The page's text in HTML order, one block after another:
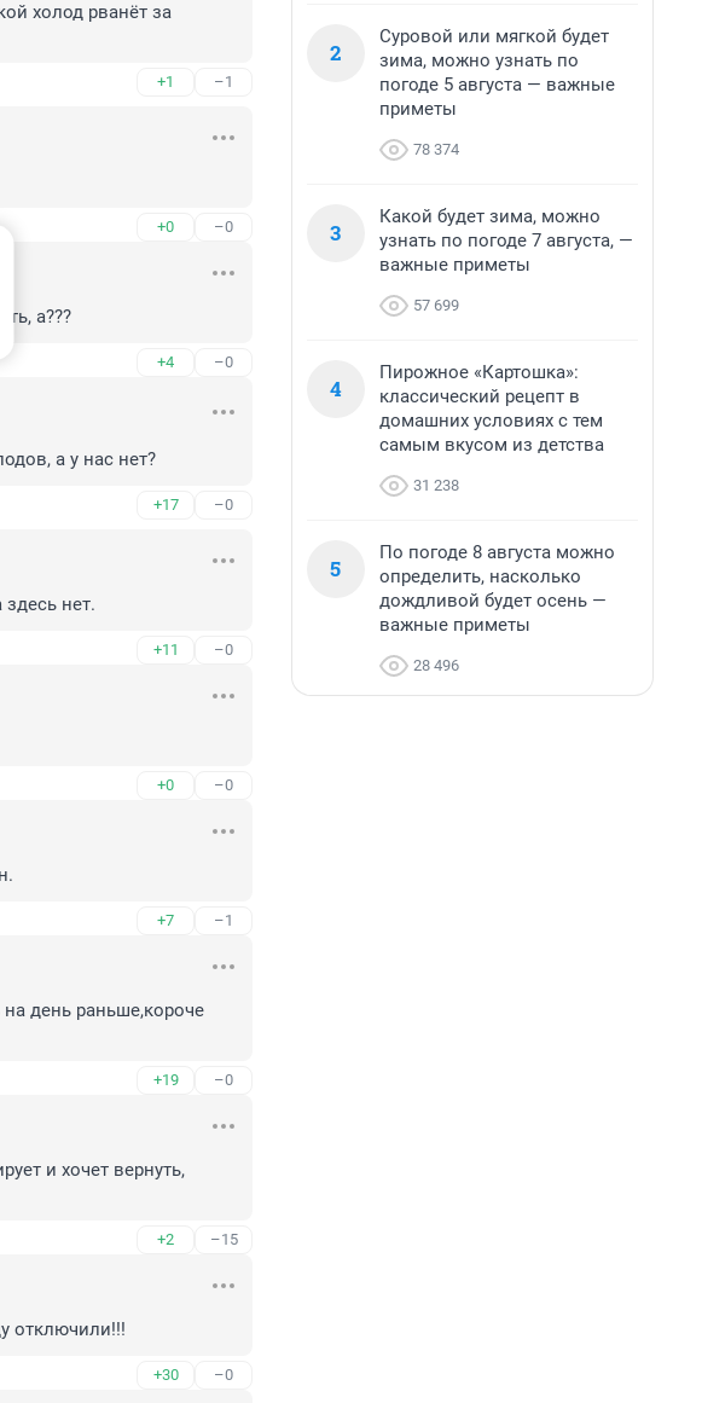
холод рванёт за
+1 –1
+0 –0
а???
+4 –0
а у нас нет?
+17 –0
нет.
+11 –0
+0 –0
+7 –1
на день раньше,короче
+19 –0
и хочет вернуть,
+2 –15
отключили!!!
+30 –0
2
Суровой или мягкой будет
зима, можно узнать по
погоде 5 августа — важные
приметы
78 374
3
Какой будет зима, можно
узнать по погоде 7 августа, —
важные приметы
57 699
4
Пирожное «Картошка»:
классический рецепт в
домашних условиях с тем
самым вкусом из детства
31 238
5
По погоде 8 августа можно
определить, насколько
дождливой будет осень —
важные приметы
28 496